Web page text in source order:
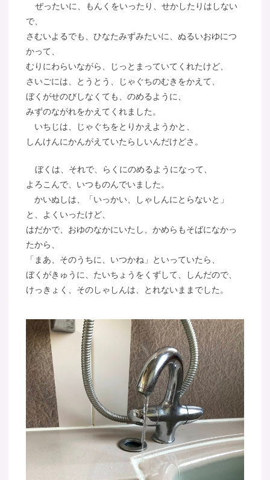
ぜったいに、もんくをいったり、せかしたりはしない
で、
さむいよるでも、ひなたみずみたいに、ぬるいおゆにつ
かって、
むりにわらいながら、じっとまっていてくれたけど、
さいごには、とうとう、じゃぐちのむきをかえて、
ぼくがせのびしなくても、のめるように、
みずのながれをかえてくれました。
いちじは、じゃぐちをとりかえようかと、
しんけんにかんがえていたらしいんだけどさ。
ぼくは、それで、らくにのめるようになって、
よろこんで、いつものんでいました。
かいぬしは、「いっかい、しゃしんにとらないと」
と、よくいったけど、
はだかで、おゆのなかにいたし、かめらもそばになかっ
たから、
「まあ、そのうちに、いつかね」といっていたら、
ぼくがきゅうに、たいちょうをくずして、しんだので、
けっきょく、そのしゃしんは、とれないままでした。